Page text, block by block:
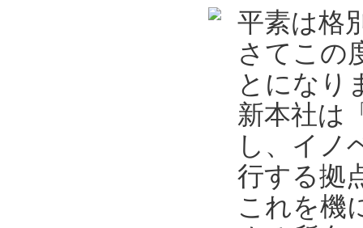
平素は格
さてこの
とになり
新本社は
し、イノ
行する拠
これを機